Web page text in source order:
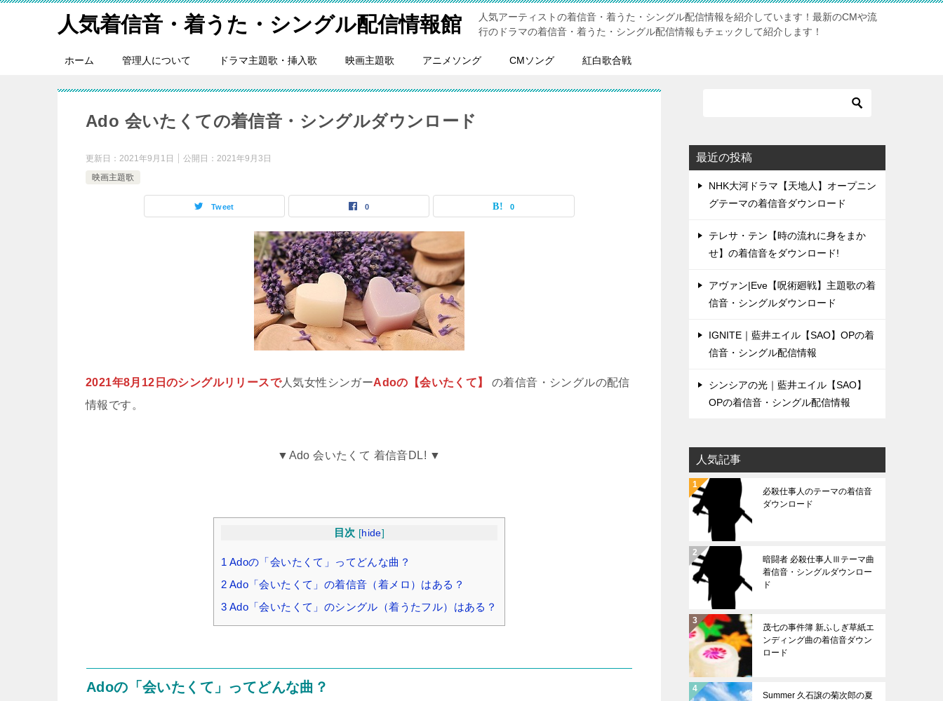
人気着信音・着うた・シングル配信情報館
人気アーティストの着信音・着うた・シングル配信情報を紹介しています！最新のCMや流
行のドラマの着信音・着うた・シングル配信情報もチェックして紹介します！
ホーム 管理人について ドラマ主題歌・挿入歌 映画主題歌 アニメソング CMソング 紅白歌合戦
Ado 会いたくての着信音・シングルダウンロード
更新日： 2021年9月1日 公開日： 2021年9月3日
映画主題歌
Tweet 0 0
2021年8月12日のシングルリリースで人気女性シンガーAdoの【会いたくて】の着信音・シングルの配信
情報です。
▼Ado 会いたくて 着信音DL! ▼
目次 [hide]
1 Adoの「会いたくて」ってどんな曲？
2 Ado「会いたくて」の着信音（着メロ）はある？
3 Ado「会いたくて」のシングル（着うたフル）はある？
Adoの「会いたくて」ってどんな曲？
最近の投稿
NHK大河ドラマ【天地人】オープニン
グテーマの着信音ダウンロード
テレサ・テン【時の流れに身をまか
せ】の着信音をダウンロード!
アヴァン|Eve【呪術廻戦】主題歌の着
信音・シングルダウンロード
IGNITE｜藍井エイル【SAO】OPの着
信音・シングル配信情報
シンシアの光｜藍井エイル【SAO】
OPの着信音・シングル配信情報
人気記事
必殺仕事人のテーマの着信音
ダウンロード
暗闘者 必殺仕事人Ⅲテーマ曲
着信音・シングルダウンロー
ド
茂七の事件簿 新ふしぎ草紙エ
ンディング曲の着信音ダウン
ロード
Summer 久石譲の菊次郎の夏